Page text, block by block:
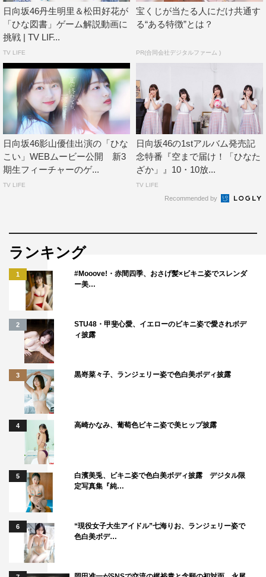
日向坂46
日向坂46丹生明里＆松田好花が
「ひな図書」ゲーム解説動画に
挑戦 | TV LIF...
TV LIFE
宝くじが当たる人にだけ共通す
る“ある特徴”とは？
PR(合同会社デジタルファーム )
日向坂46影山優佳出演の「ひな
こい」WEBムービー公開 新3
期生フィーチャーのゲ...
TV LIFE
日向坂46の1stアルバム発売記
念特番『空まで届け！「ひなた
ざか」』10・10放...
TV LIFE
Recommended by
ランキング
1
#Mooove!・赤間四季、おさげ髪×ビキニ姿でスレンダ
ー美…
2
STU48・甲斐心愛、イエローのビキニ姿で愛されボデ
ィ披露
3 黒嵜菜々子、ランジェリー姿で色白美ボディ披露
4 高崎かなみ、葡萄色ビキニ姿で美ヒップ披露
5
白濱美兎、ビキニ姿で色白美ボディ披露 デジタル限
定写真集『純…
6
“現役女子大生アイドル”七海りお、ランジェリー姿で
色白美ボデ…